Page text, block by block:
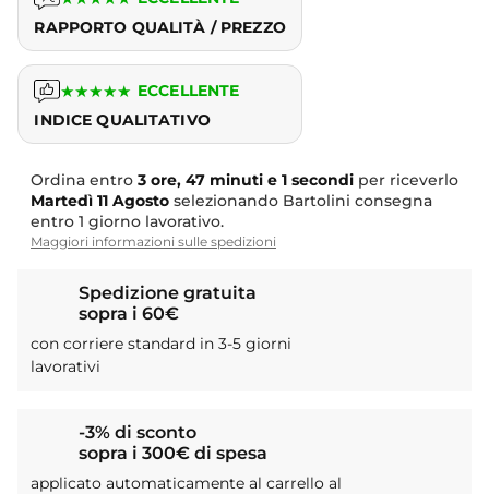
RAPPORTO QUALITÀ / PREZZO
★★★★★ ECCELLENTE
INDICE QUALITATIVO
Ordina entro 3 ore, 47 minuti e 0 secondi per riceverlo
Martedì 11 Agosto selezionando Bartolini consegna
entro 1 giorno lavorativo.
Maggiori informazioni sulle spedizioni
Spedizione gratuita
sopra i 60€
con corriere standard in 3-5 giorni
lavorativi
-3% di sconto
sopra i 300€ di spesa
applicato automaticamente al carrello al